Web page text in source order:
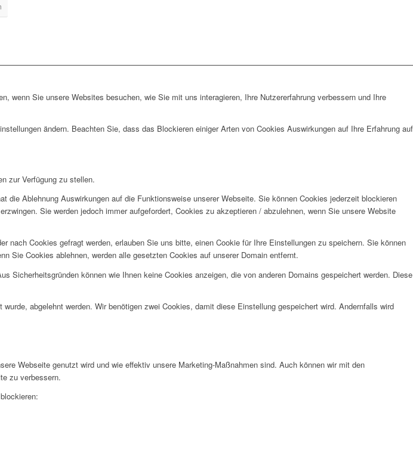
wenn Sie unsere Websites besuchen, wie Sie mit uns interagieren, Ihre Nutzererfahrung verbessern und Ihre
ändern. Beachten Sie, dass das Blockieren einiger Arten von Cookies Auswirkungen auf Ihre Erfahrung auf
zur Verfügung zu stellen.
Ablehnung Auswirkungen auf die Funktionsweise unserer Webseite. Sie können Cookies jederzeit blockieren
Sie werden jedoch immer aufgefordert, Cookies zu akzeptieren / abzulehnen, wenn Sie unsere Website
Cookies gefragt werden, erlauben Sie uns bitte, einen Cookie für Ihre Einstellungen zu speichern. Sie können
Sie Cookies ablehnen, werden alle gesetzten Cookies auf unserer Domain entfernt.
Sicherheitsgründen können wie Ihnen keine Cookies anzeigen, die von anderen Domains gespeichert werden. Diese
abgelehnt werden. Wir benötigen zwei Cookies, damit diese Einstellung gespeichert wird. Andernfalls wird
Webseite genutzt wird und wie effektiv unsere Marketing-Maßnahmen sind. Auch können wir mit den
zu verbessern.